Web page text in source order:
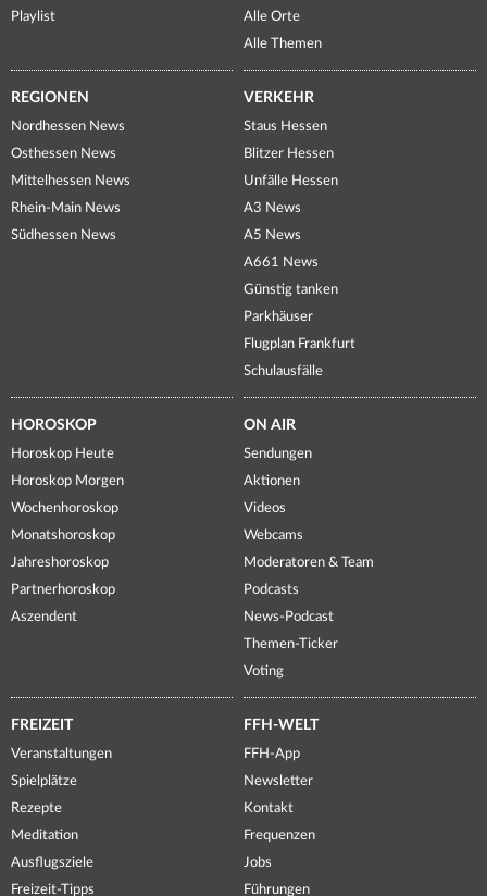
Playlist
Alle Orte
Alle Themen
REGIONEN
Nordhessen News
Osthessen News
Mittelhessen News
Rhein-Main News
Südhessen News
VERKEHR
Staus Hessen
Blitzer Hessen
Unfälle Hessen
A3 News
A5 News
A661 News
Günstig tanken
Parkhäuser
Flugplan Frankfurt
Schulausfälle
HOROSKOP
Horoskop Heute
Horoskop Morgen
Wochenhoroskop
Monatshoroskop
Jahreshoroskop
Partnerhoroskop
Aszendent
ON AIR
Sendungen
Aktionen
Videos
Webcams
Moderatoren & Team
Podcasts
News-Podcast
Themen-Ticker
Voting
FREIZEIT
Veranstaltungen
Spielplätze
Rezepte
Meditation
Ausflugsziele
Freizeit-Tipps
FFH-WELT
FFH-App
Newsletter
Kontakt
Frequenzen
Jobs
Führungen